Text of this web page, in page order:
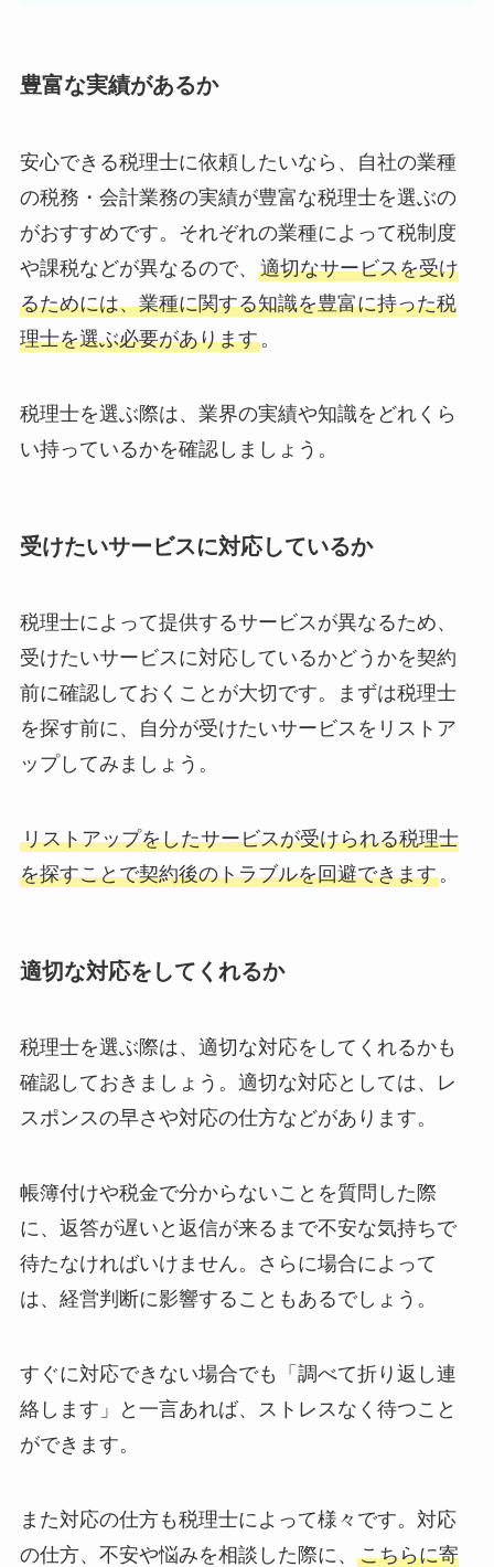
豊富な実績があるか
安心できる税理士に依頼したいなら、自社の業種
の税務・会計業務の実績が豊富な税理士を選ぶの
がおすすめです。それぞれの業種によって税制度
や課税などが異なるので、 適切なサービスを受け
るためには、業種に関する知識を豊富に持った税
理士を選ぶ必要があります。
税理士を選ぶ際は、業界の実績や知識をどれくら
い持っているかを確認しましょう。
受けたいサービスに対応しているか
税理士によって提供するサービスが異なるため、
受けたいサービスに対応しているかどうかを契約
前に確認しておくことが大切です。まずは税理士
を探す前に、自分が受けたいサービスをリストア
ップしてみましょう。
リストアップをしたサービスが受けられる税理士
を探すことで契約後のトラブルを回避できます。
適切な対応をしてくれるか
税理士を選ぶ際は、適切な対応をしてくれるかも
確認しておきましょう。適切な対応としては、レ
スポンスの早さや対応の仕方などがあります。
帳簿付けや税金で分からないことを質問した際
に、返答が遅いと返信が来るまで不安な気持ちで
待たなければいけません。さらに場合によって
は、経営判断に影響することもあるでしょう。
すぐに対応できない場合でも「調べて折り返し連
絡します」と一言あれば、ストレスなく待つこと
ができます。
また対応の仕方も税理士によって様々です。対応
の仕方、不安や悩みを相談した際に、 こちらに寄